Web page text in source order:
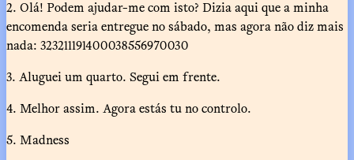
2. Olá! Podem ajudar-me com isto? Dizia aqui que a minha
encomenda seria entregue no sábado, mas agora não diz mais
nada: 323211191400038556970030
3. Aluguei um quarto. Segui em frente.
4. Melhor assim. Agora estás tu no controlo.
5. Madness